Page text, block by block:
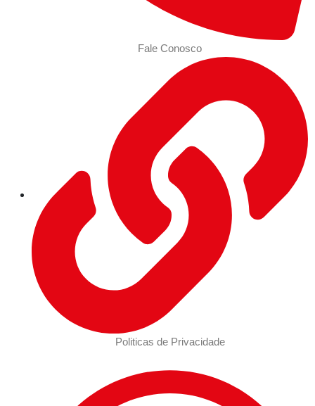
Fale Conosco
Politicas de Privacidade